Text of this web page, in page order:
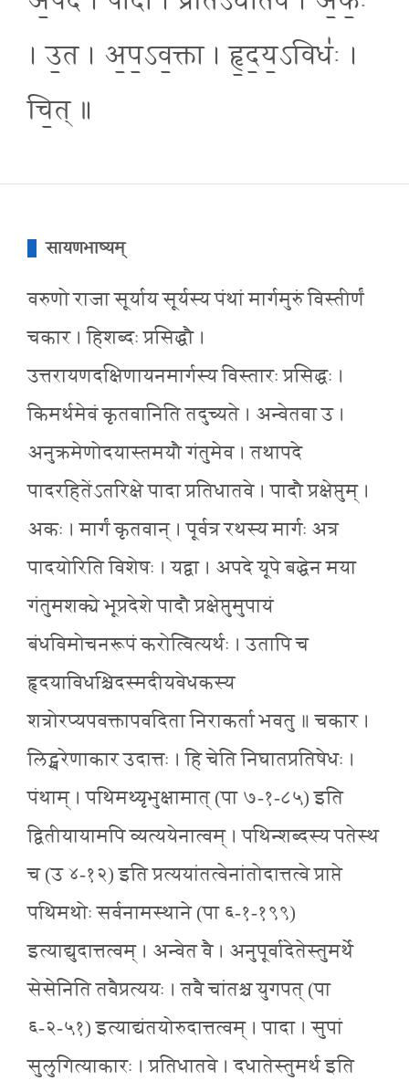
। उ॒त । अ॒प॒ऽव॒क्ता । हृ॒द॒य॒ऽविधः॑ ।
चि॒त् ॥
सायणभाष्यम्
वरुणो राजा सूर्याय सूर्यस्य पंथां मार्गमुरुं विस्तीर्णं
चकार । हिशब्दः प्रसिद्धौ ।
उत्तरायणदक्षिणायनमार्गस्य विस्तारः प्रसिद्धः ।
किमर्थमेवं कृतवानिति तदुच्यते । अन्वेतवा उ ।
अनुक्रमेणोदयास्तमयौ गंतुमेव । तथापदे
पादरहितेंऽतरिक्षे पादा प्रतिधातवे । पादौ प्रक्षेप्तुम् ।
अकः । मार्गं कृतवान् । पूर्वत्र रथस्य मार्गः अत्र
पादयोरिति विशेषः । यद्वा । अपदे यूपे बद्धेन मया
गंतुमशक्ये भूप्रदेशे पादौ प्रक्षेप्तुमुपायं
बंधविमोचनरूपं करोत्वित्यर्थः । उतापि च
हृदयाविधश्चिदस्मदीयवेधकस्य
शत्रोरप्यपवक्तापवदिता निराकर्ता भवतु ॥ चकार ।
लिट्स्वरेणाकार उदात्तः । हि चेति निघातप्रतिषेधः ।
पंथाम् । पथिमथ्यृभुक्षामात् (पा ७-१-८५) इति
द्वितीयायामपि व्यत्ययेनात्वम् । पथिन्शब्दस्य पतेस्थ
च (उ ४-१२) इति प्रत्ययांतत्वेनांतोदात्तत्वे प्राप्ते
पथिमथोः सर्वनामस्थाने (पा ६-१-१९९)
इत्याद्युदात्तत्वम् । अन्वेत वै । अनुपूर्वादेतेस्तुमर्थे
सेसेनिति तवैप्रत्ययः । तवै चांतश्च युगपत् (पा
६-२-५१) इत्याद्यंतयोरुदात्तत्वम् । पादा । सुपां
सुलुगित्याकारः । प्रतिधातवे । दधातेस्तुमर्थ इति